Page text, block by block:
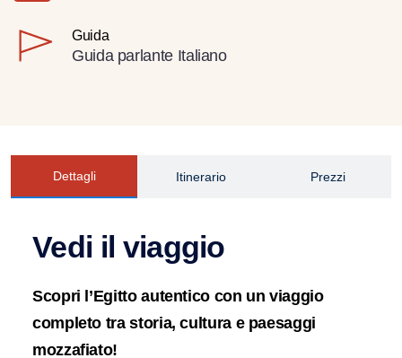
Guida
Guida parlante Italiano
Dettagli Itinerario Prezzi
Vedi il viaggio
Scopri l’Egitto autentico con un viaggio
completo tra storia, cultura e paesaggi
mozzafiato!